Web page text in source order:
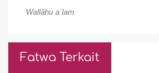
Wallâhu a`lam.
Fatwa Terkait